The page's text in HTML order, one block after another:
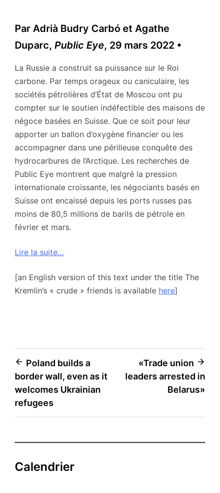
Par Adrià Budry Carbó et Agathe
Duparc, Public Eye, 29 mars 2022 •
La Russie a construit sa puissance sur le Roi
carbone. Par temps orageux ou caniculaire, les
sociétés pétrolières d’État de Moscou ont pu
compter sur le soutien indéfectible des maisons de
négoce basées en Suisse. Que ce soit pour leur
apporter un ballon d’oxygène financier ou les
accompagner dans une périlleuse conquête des
hydrocarbures de l’Arctique. Les recherches de
Public Eye montrent que malgré la pression
internationale croissante, les négociants basés en
Suisse ont encaissé depuis les ports russes pas
moins de 80,5 millions de barils de pétrole en
février et mars.
Lire la suite…
[an English version of this text under the title The
Kremlin’s « crude » friends is available here]
Navigation
de
l’article
Poland builds a
border wall, even as it
welcomes Ukrainian
refugees
«Trade union
leaders arrested in
Belarus»
Calendrier